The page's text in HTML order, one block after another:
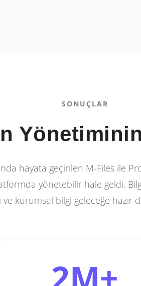
SONUÇLAR
hayata geçirilen M-Files ile
yönetebilir hale geldi.
ve kurumsal bilgi geleceğe